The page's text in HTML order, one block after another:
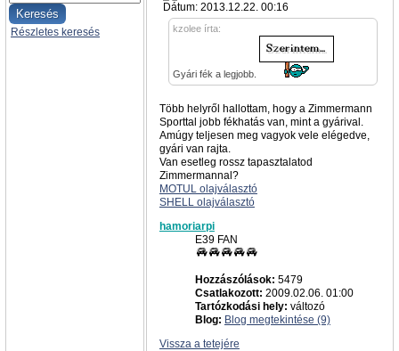
Részletes keresés
Dátum: 2013.12.22. 00:16
kzolee írta:
Gyári fék a legjobb.
Több helyről hallottam, hogy a Zimmermann
Sporttal jobb fékhatás van, mint a gyárival.
Amúgy teljesen meg vagyok vele elégedve,
gyári van rajta.
Van esetleg rossz tapasztalatod
Zimmermannal?
MOTUL olajválasztó
SHELL olajválasztó
hamoriarpi
E39 FAN
Hozzászólások: 5479
Csatlakozott: 2009.02.06. 01:00
Tartózkodási hely: változó
Blog: Blog megtekintése (9)
Vissza a tetejére